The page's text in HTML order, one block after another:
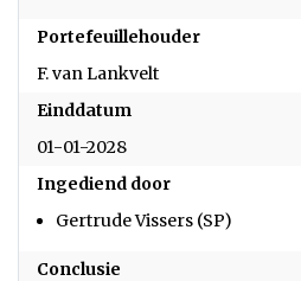
Portefeuillehouder
F. van Lankvelt
Einddatum
01-01-2028
Ingediend door
Gertrude Vissers (SP)
Conclusie